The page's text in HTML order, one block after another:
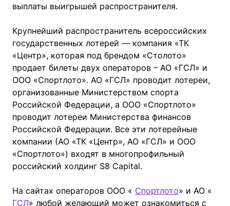
выплаты выигрышей распространителя.
Крупнейший распространитель всероссийских
государственных лотерей — компания «ТК
«Центр», которая под брендом «Столото»
продает билеты двух операторов – АО «ГСЛ» и
ООО «Спортлото». АО «ГСЛ» проводит лотереи,
организованные Министерством спорта
Российской Федерации, а ООО «Спортлото»
проводит лотереи Министерства финансов
Российской Федерации. Все эти лотерейные
компании (АО «ТК «Центр», АО «ГСЛ» и ООО
«Спортлото») входят в многопрофильный
российский холдинг S8 Capital.
На сайтах операторов ООО « Спортлото» и АО «
ГСЛ» любой желающий может ознакомиться с